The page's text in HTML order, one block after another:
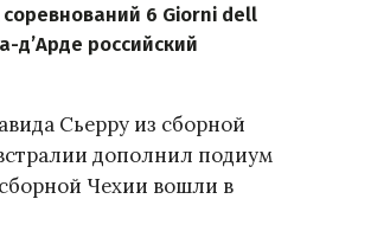
6 Giorni dell
д’Арде российский
Сьерру из сборной
дополнил подиум
Чехии вошли в